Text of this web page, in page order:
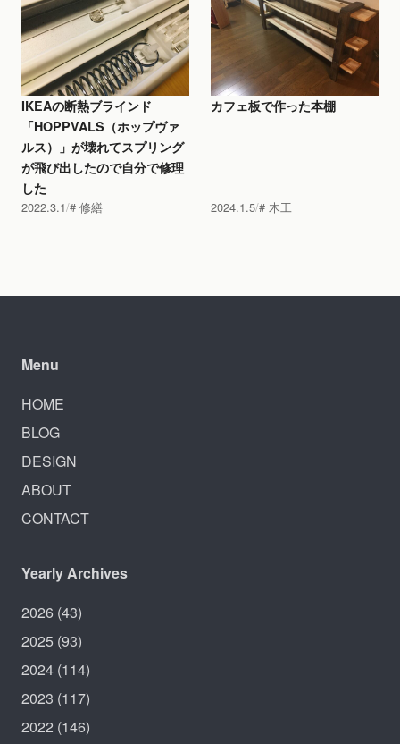
IKEAの断熱ブラインド
「HOPPVALS（ホップヴァ
ルス）」が壊れてスプリング
が飛び出したので自分で修理
した
2022.3.1 修繕
カフェ板で作った本棚
2024.1.5 木工
Menu
HOME
BLOG
DESIGN
ABOUT
CONTACT
Yearly Archives
2026 (43)
2025 (93)
2024 (114)
2023 (117)
2022 (146)